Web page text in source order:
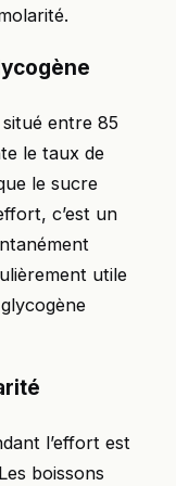
situé entre 85
le taux de
le sucre
c’est un
utile
l’effort est
boissons